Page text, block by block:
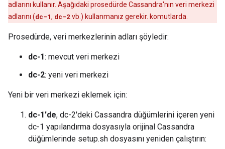
adlarını kullanır. Aşağıdaki prosedürde Cassandra'nın veri merkezi
adlarını (dc-1, dc-2vb.) kullanmanız gerekir. komutlarda.
Prosedürde, veri merkezlerinin adları şöyledir:
dc-1: mevcut veri merkezi
dc-2: yeni veri merkezi
Yeni bir veri merkezi eklemek için:
dc-1'de, dc-2'deki Cassandra düğümlerini içeren yeni
dc-1 yapılandırma dosyasıyla orijinal Cassandra
düğümlerinde setup.sh dosyasını yeniden çalıştırın: